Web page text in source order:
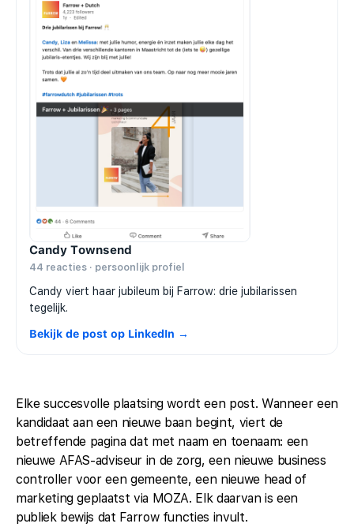
Candy Townsend
44 reacties · persoonlijk profiel
Candy viert haar jubileum bij Farrow: drie jubilarissen
tegelijk.
Bekijk de post op LinkedIn →
Elke succesvolle plaatsing wordt een post. Wanneer een
kandidaat aan een nieuwe baan begint, viert de
betreffende pagina dat met naam en toenaam: een
nieuwe AFAS-adviseur in de zorg, een nieuwe business
controller voor een gemeente, een nieuwe head of
marketing geplaatst via MOZA. Elk daarvan is een
publiek bewijs dat Farrow functies invult.